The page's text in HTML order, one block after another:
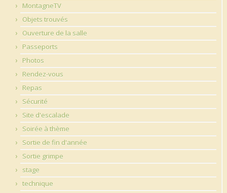
MontagneTV
Objets trouvés
Ouverture de la salle
Passeports
Photos
Rendez-vous
Repas
Sécurité
Site d'escalade
Soirée à thème
Sortie de fin d'année
Sortie grimpe
stage
technique